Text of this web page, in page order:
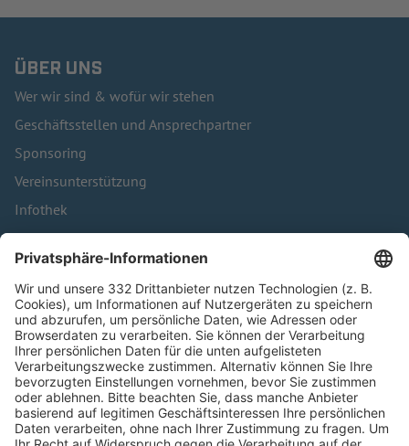
ÜBER UNS
Wer wir sind & wofür wir stehen
Geschäftsstellen und Ansprechpartner
Sponsoring
Vereinsunterstützung
Infothek
Kontakt
HÄUFIG BESUCHTE SEITEN
Pässe und Vereinswechsel
Trainerausbildung
Schulungsangebot Vereinsmitarbeiter
BFV-Geschäftsstellen
Trainerbörse